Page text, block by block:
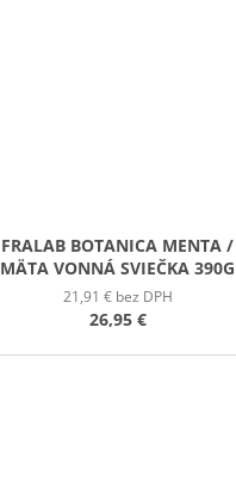
FRALAB BOTANICA MENTA /
MÄTA VONNÁ SVIEČKA 390G
21,91 € bez DPH
26,95 €